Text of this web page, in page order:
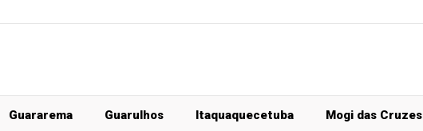
Guararema Guarulhos Itaquaquecetuba Mogi das Cruzes